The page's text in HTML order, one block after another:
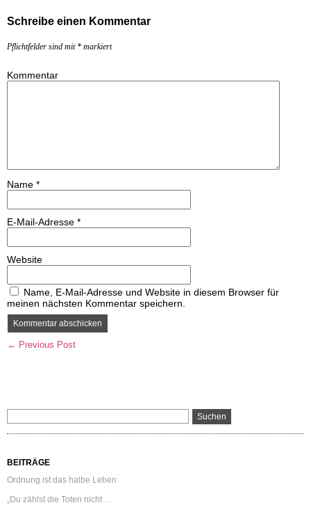
Schreibe einen Kommentar
Pflichtfelder sind mit * markiert
Kommentar
Name *
E-Mail-Adresse *
Website
Name, E-Mail-Adresse und Website in diesem Browser für
meinen nächsten Kommentar speichern.
← Previous Post
BEITRÄGE
Ordnung ist das halbe Leben
„Du zählst die Toten nicht …